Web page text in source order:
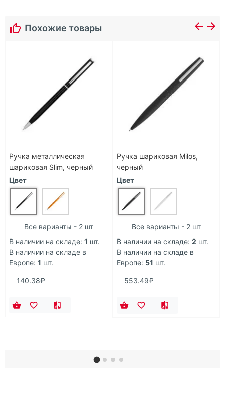
Похожие товары
Ручка металлическая
шариковая Slim, черный
Цвет
Все варианты - 2 шт
В наличии на складе: 1 шт.
В наличии на складе в
Европе: 1 шт.
140.38₽
Ручка шариковая Milos,
черный
Цвет
Все варианты - 2 шт
В наличии на складе: 2 шт.
В наличии на складе в
Европе: 51 шт.
553.49₽